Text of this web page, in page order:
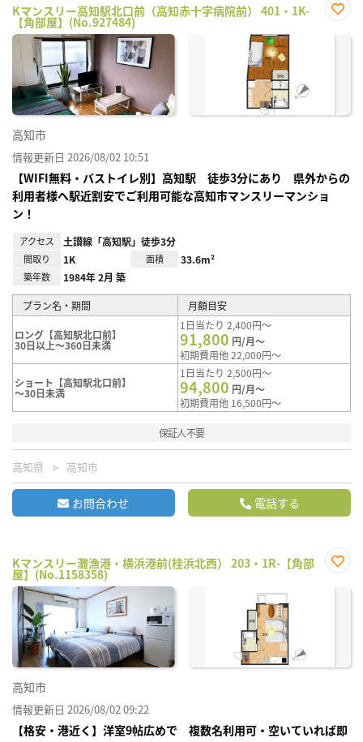
Kマンスリー高知駅北口前（高知赤十字病院前） 401・1K-
【角部屋】(No.927484)
に入
高知市
情報更新日 2026/08/02 10:51
【WIFI無料・バストイレ別】高知駅 徒歩3分にあり 県外からの
利用者様へ駅近割安でご利用可能な高知市マンスリーマンショ
ン！
アクセス 土讃線「高知駅」徒歩3分
間取り 1K 面積 33.6m²
築年数 1984年 2月 築
プラン名・期間 月額目安
ロング【高知駅北口前】
30日以上～360日未満
1日当たり 2,400円～
91,800 円/月～
初期費用他 22,000円～
ショート【高知駅北口前】
～30日未満
1日当たり 2,500円～
94,800 円/月～
初期費用他 16,500円～
保証人不要
高知県 高知市
お問合わせ 電話する
Kマンスリー灘漁港・横浜港前(桂浜北西） 203・1R-【角部
屋】(No.1158358)
に入
高知市
情報更新日 2026/08/02 09:22
【格安・港近く】洋室9帖広めで 複数名利用可・空いていれば即